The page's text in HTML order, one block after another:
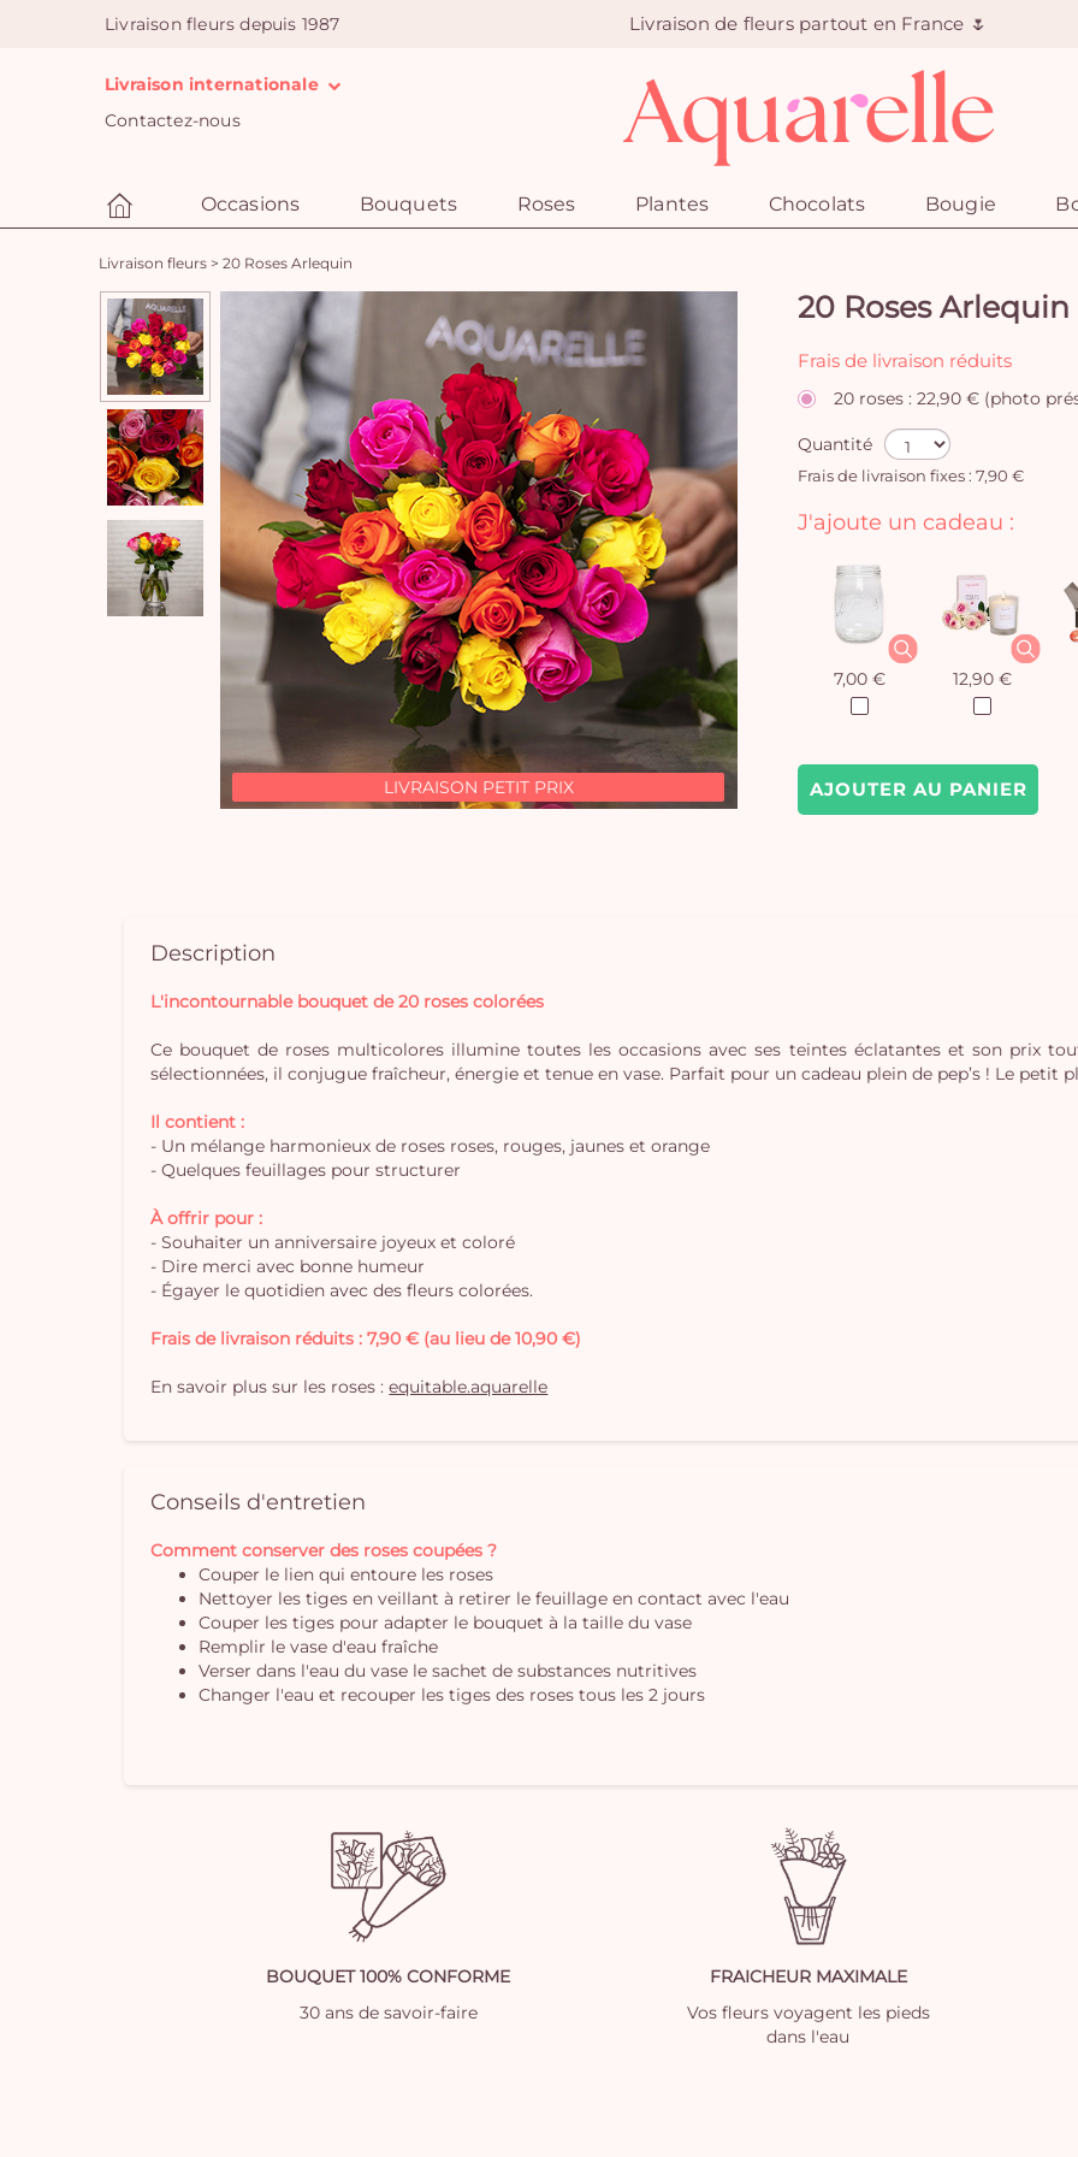
Livraison fleurs depuis 1987 Livraison de fleurs partout en France 🌷
Livraison internationale
Contactez-nous
Occasions Bouquets Roses Plantes Chocolats Bougie
Livraison fleurs > 20 Roses Arlequin
LIVRAISON PETIT PRIX
20 Roses Arlequin
Frais de livraison réduits
20 roses : 22,90 € (photo
Quantité
Frais de livraison fixes : 7,90 €
AJOUTER AU PANIER
J'ajoute un cadeau :
7,00 € 12,90 €
Description
L'incontournable bouquet de 20 roses colorées
Ce bouquet de roses multicolores illumine toutes les occasions avec ses teintes éclatantes et son prix
sélectionnées, il conjugue fraîcheur, énergie et tenue en vase. Parfait pour un cadeau plein de pep’s ! Le petit
Il contient :
- Un mélange harmonieux de roses roses, rouges, jaunes et orange
- Quelques feuillages pour structurer
À offrir pour :
- Souhaiter un anniversaire joyeux et coloré
- Dire merci avec bonne humeur
- Égayer le quotidien avec des fleurs colorées.
Frais de livraison réduits : 7,90 € (au lieu de 10,90 €)
En savoir plus sur les roses :equitable.aquarelle
Conseils d'entretien
Comment conserver des roses coupées ?
Couper le lien qui entoure les roses
Nettoyer les tiges en veillant à retirer le feuillage en contact avec l'eau
Couper les tiges pour adapter le bouquet à la taille du vase
Remplir le vase d'eau fraîche
Verser dans l'eau du vase le sachet de substances nutritives
Changer l'eau et recouper les tiges des roses tous les 2 jours
BOUQUET 100% CONFORME
30 ans de savoir-faire
FRAICHEUR MAXIMALE
Vos fleurs voyagent les pieds
dans l'eau